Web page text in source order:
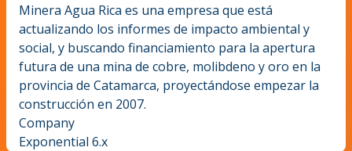
Minera Agua Rica es una empresa que está
actualizando los informes de impacto ambiental y
social, y buscando financiamiento para la apertura
futura de una mina de cobre, molibdeno y oro en la
provincia de Catamarca, proyectándose empezar la
construcción en 2007.
Company
Exponential 6.x